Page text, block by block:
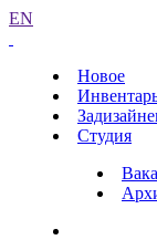
EN
Новое
Студия